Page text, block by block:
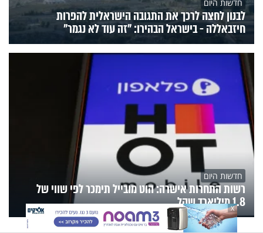
חדשות היום
לבנון לחצה לרכך את התגובה הישראלית להפרות
חיזבאללה - בישראל הבהירו: "זה עוד לא נגמר"
חדשות היום
רשות התחרות אישרה: הוט מובייל תימכר לפי שווי של
1.8 מיליארד שקלX